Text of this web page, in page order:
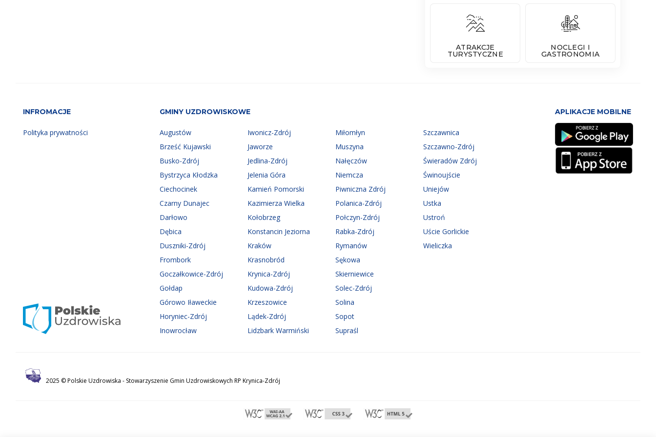
ATRAKCJE
TURYSTYCZNE
NOCLEGI I
GASTRONOMIA
INFROMACJE
Polityka prywatności
GMINY UZDROWISKOWE
Augustów
Brześć Kujawski
Busko-Zdrój
Bystrzyca Kłodzka
Ciechocinek
Czarny Dunajec
Darłowo
Dębica
Duszniki-Zdrój
Frombork
Goczałkowice-Zdrój
Gołdap
Górowo Iławeckie
Horyniec-Zdrój
Inowrocław
Iwonicz-Zdrój
Jaworze
Jedlina-Zdrój
Jelenia Góra
Kamień Pomorski
Kazimierza Wielka
Kołobrzeg
Konstancin Jeziorna
Kraków
Krasnobród
Krynica-Zdrój
Kudowa-Zdrój
Krzeszowice
Lądek-Zdrój
Lidzbark Warmiński
Miłomłyn
Muszyna
Nałęczów
Niemcza
Piwniczna Zdrój
Polanica-Zdrój
Połczyn-Zdrój
Rabka-Zdrój
Rymanów
Sękowa
Skierniewice
Solec-Zdrój
Solina
Sopot
Supraśl
Szczawnica
Szczawno-Zdrój
Świeradów Zdrój
Świnoujście
Uniejów
Ustka
Ustroń
Uście Gorlickie
Wieliczka
APLIKACJE MOBILNE
2025 © Polskie Uzdrowiska - Stowarzyszenie Gmin Uzdrowiskowych RP Krynica-Zdrój